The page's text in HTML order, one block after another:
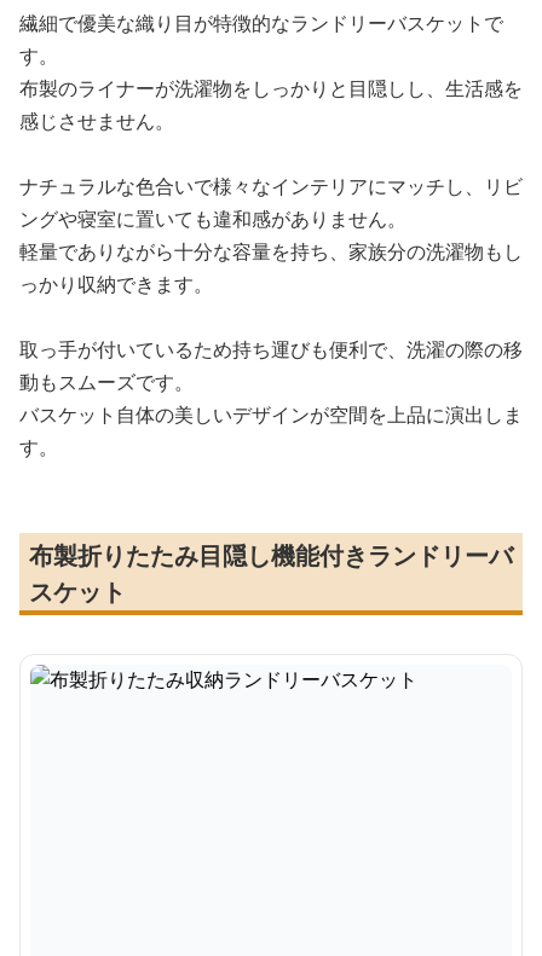
繊細で優美な織り目が特徴的なランドリーバスケットで
す。
布製のライナーが洗濯物をしっかりと目隠しし、生活感を
感じさせません。
ナチュラルな色合いで様々なインテリアにマッチし、リビ
ングや寝室に置いても違和感がありません。
軽量でありながら十分な容量を持ち、家族分の洗濯物もし
っかり収納できます。
取っ手が付いているため持ち運びも便利で、洗濯の際の移
動もスムーズです。
バスケット自体の美しいデザインが空間を上品に演出しま
す。
布製折りたたみ目隠し機能付きランドリーバ
スケット